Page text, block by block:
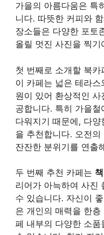
가을의 아름다움은 특
니다. 따뜻한 커피와
장소들은 다양한 포토
올릴 멋진 사진을 찍
첫 번째로 소개할 북카
이 카페는 넓은 테라
원이 있어 환상적인
공합니다. 특히 가을
다워지기 때문에, 다
을 추천합니다. 오전
잔잔한 분위기를 연출
두 번째 추천 카페는
리어가 아늑하여 사진
수 있습니다. 자신이
은 개인의 매력을 한
페 내부의 다양한 소